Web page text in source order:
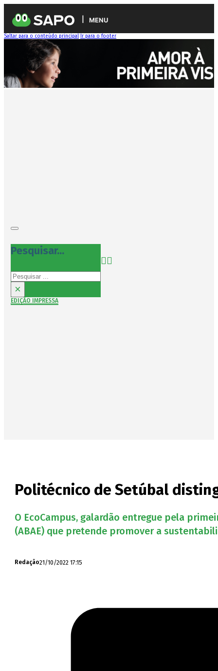
MENU
Saltar para o conteúdo principal Ir para o footer
Pesquisar...
Pesquisar
×
EDIÇÃO IMPRESSA
Politécnico de Setúbal
O EcoCampus, galardão entregue pela
(ABAE) que pretende promover a
Redação21/10/2022 17:15